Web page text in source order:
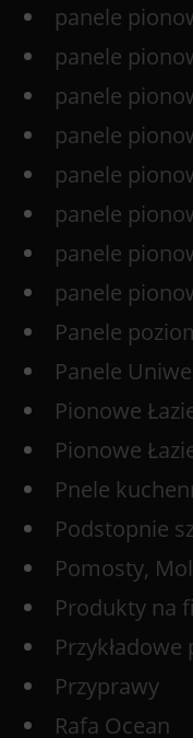
panele
panele
panele
panele
panele
panele
panele
panele
Panele
Panele
Pionowe
Pionowe
Pnele
Podstopnie
Pomosty,
Produkty na
Przyprawy
Rafa Ocean